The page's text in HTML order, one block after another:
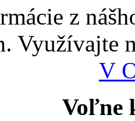
z
Využívajte
V
Voľne